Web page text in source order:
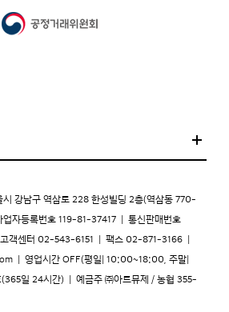
강남구 역삼로 228 한성빌딩 2층(역삼동 770-
업자등록번호 119-81-37417 통신판매번호
고객센터 02-543-6151 팩스 02-871-3166
영업시간 OFF(평일| 10:00~18:00, 주말|
일 24시간) 예금주 ㈜아트뮤제 / 농협 355-